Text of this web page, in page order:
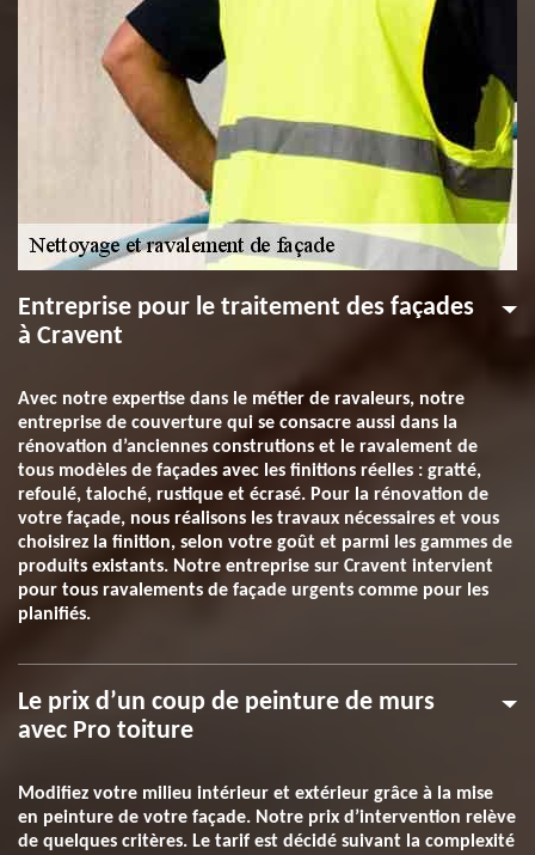
Entreprise pour le traitement des façades
à Cravent
Avec notre expertise dans le métier de ravaleurs, notre
entreprise de couverture qui se consacre aussi dans la
rénovation d’anciennes construtions et le ravalement de
tous modèles de façades avec les finitions réelles : gratté,
refoulé, taloché, rustique et écrasé. Pour la rénovation de
votre façade, nous réalisons les travaux nécessaires et vous
choisirez la finition, selon votre goût et parmi les gammes de
produits existants. Notre entreprise sur Cravent intervient
pour tous ravalements de façade urgents comme pour les
planifiés.
Le prix d’un coup de peinture de murs
avec Pro toiture
Modifiez votre milieu intérieur et extérieur grâce à la mise
en peinture de votre façade. Notre prix d’intervention relève
de quelques critères. Le tarif est décidé suivant la complexité